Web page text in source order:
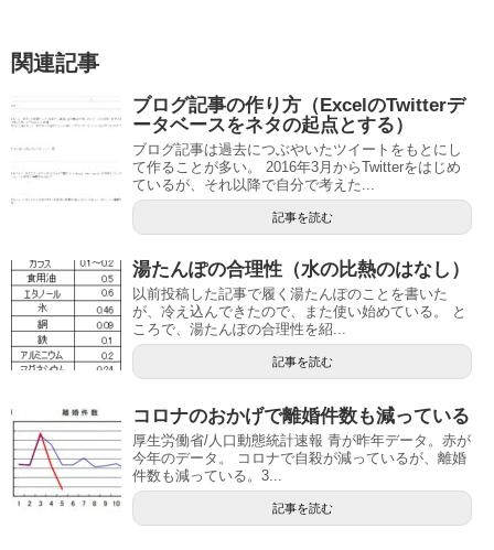
関連記事
ブログ記事の作り方（ExcelのTwitterデ
ータベースをネタの起点とする）
ブログ記事は過去につぶやいたツイートをもとにし
て作ることが多い。 2016年3月からTwitterをはじめ
ているが、それ以降で自分で考えた...
記事を読む
湯たんぽの合理性（水の比熱のはなし）
以前投稿した記事で履く湯たんぽのことを書いた
が、冷え込んできたので、また使い始めている。 と
ころで、湯たんぽの合理性を紹...
記事を読む
コロナのおかげで離婚件数も減っている
厚生労働省/人口動態統計速報 青が昨年データ。赤が
今年のデータ。 コロナで自殺が減っているが、離婚
件数も減っている。3...
記事を読む